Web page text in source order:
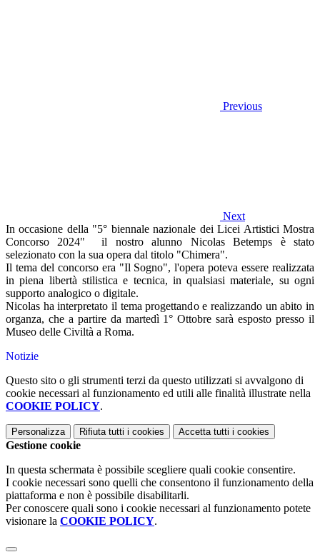
Previous
Next
In occasione della "5° biennale nazionale dei Licei Artistici Mostra
Concorso 2024" il nostro alunno Nicolas Betemps è stato
selezionato con la sua opera dal titolo "Chimera".
Il tema del concorso era "Il Sogno", l'opera poteva essere realizzata
in piena libertà stilistica e tecnica, in qualsiasi materiale, su ogni
supporto analogico o digitale.
Nicolas ha interpretato il tema progettando e realizzando un abito in
organza, che a partire da martedì 1° Ottobre sarà esposto presso il
Museo delle Civiltà a Roma.
Notizie
Questo sito o gli strumenti terzi da questo utilizzati si avvalgono di
cookie necessari al funzionamento ed utili alle finalità illustrate nella
COOKIE POLICY.
Personalizza Rifiuta tutti i cookies Accetta tutti i cookies
Gestione cookie
In questa schermata è possibile scegliere quali cookie consentire.
I cookie necessari sono quelli che consentono il funzionamento della
piattaforma e non è possibile disabilitarli.
Per conoscere quali sono i cookie necessari al funzionamento potete
visionare la COOKIE POLICY.